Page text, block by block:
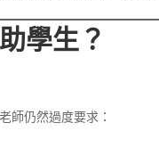
學生？
師仍然過度要求：